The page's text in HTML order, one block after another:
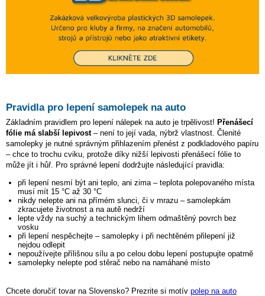
Pravidla pro lepení samolepek na auto
Základním pravidlem pro lepení nálepek na auto je trpělivost! Přenášecí
fólie má slabší lepivost– není to její vada, nýbrž vlastnost. Členité
samolepky je nutné správným přihlazením přenést z podkladového papíru
– chce to trochu cviku, protože díky nižší lepivosti přenášecí fólie to
může jít i hůř. Pro správné lepení dodržujte následující pravidla:
při lepení nesmí být ani teplo, ani zima – teplota polepovaného místa
musí mít 15 °C až 30 °C
nikdy nelepte ani na přímém slunci, či v mrazu – samolepkám
zkracujete životnost a na autě nedrží
lepte vždy na suchý a technickým lihem odmaštěný povrch bez
vosku
při lepení nespěchejte – samolepky i při nechtěném přilepení již
nejdou odlepit
nepoužívejte přílišnou sílu a po celou dobu lepení postupujte opatrně
samolepky nelepte pod stěrač nebo na namáhané místo
Chcete doručiť tovar na Slovensko? Prezrite si motív polep na auto